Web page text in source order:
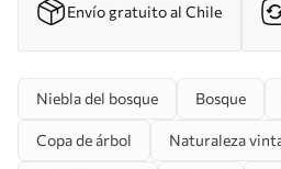
Envío gratuito al Chile
Niebla del bosque Bosque
Copa de árbol Naturaleza